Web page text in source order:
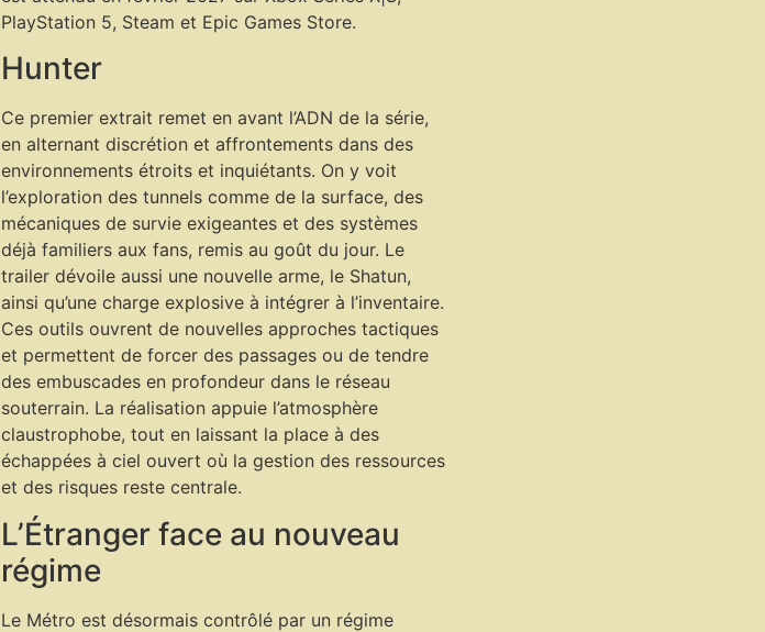
PlayStation 5, Steam et Epic Games Store.
Hunter
Ce premier extrait remet en avant l’ADN de la série,
en alternant discrétion et affrontements dans des
environnements étroits et inquiétants. On y voit
l’exploration des tunnels comme de la surface, des
mécaniques de survie exigeantes et des systèmes
déjà familiers aux fans, remis au goût du jour. Le
trailer dévoile aussi une nouvelle arme, le Shatun,
ainsi qu’une charge explosive à intégrer à l’inventaire.
Ces outils ouvrent de nouvelles approches tactiques
et permettent de forcer des passages ou de tendre
des embuscades en profondeur dans le réseau
souterrain. La réalisation appuie l’atmosphère
claustrophobe, tout en laissant la place à des
échappées à ciel ouvert où la gestion des ressources
et des risques reste centrale.
L’Étranger face au nouveau
régime
Le Métro est désormais contrôlé par un régime